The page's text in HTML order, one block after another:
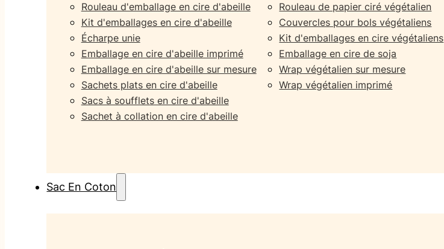
Rouleau d'emballage en cire d'abeille
Kit d'emballages en cire d'abeille
Écharpe unie
Emballage en cire d'abeille imprimé
Emballage en cire d'abeille sur mesure
Sachets plats en cire d'abeille
Sacs à soufflets en cire d'abeille
Sachet à collation en cire d'abeille
Rouleau de papier ciré végétalien
Couvercles pour bols végétaliens
Kit d'emballages en cire végétaliens
Emballage en cire de soja
Wrap végétalien sur mesure
Wrap végétalien imprimé
Sac En Coton